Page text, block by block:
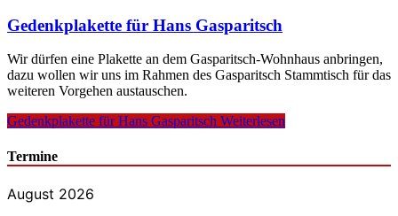
Gedenkplakette für Hans Gasparitsch
Wir dürfen eine Plakette an dem Gasparitsch-Wohnhaus anbringen,
dazu wollen wir uns im Rahmen des Gasparitsch Stammtisch für das
weiteren Vorgehen austauschen.
Gedenkplakette für Hans Gasparitsch Weiterlesen
Termine
August 2026